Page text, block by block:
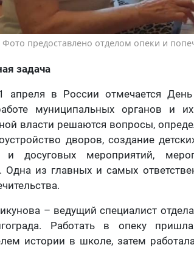
Фото предоставлено отделом опеки и
задача
апреля в России отмечается
муниципальных органов и
власти решаются вопросы,
дворов, создание
и досуговых мероприятий,
Одна из главных и самых
– ведущий специалист
Работать в опеку
истории в школе, затем